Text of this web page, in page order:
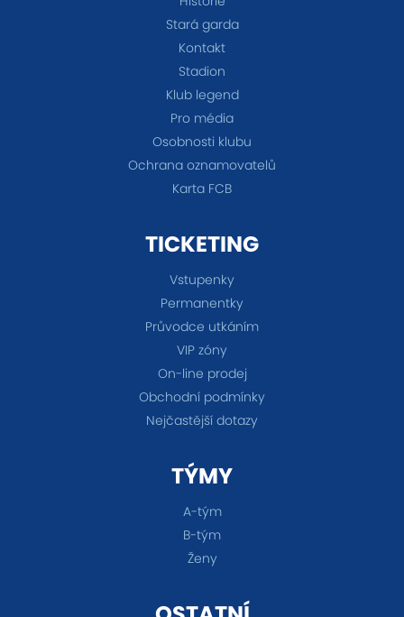
Stará garda
Kontakt
Stadion
Klub legend
Pro média
Osobnosti klubu
Ochrana oznamovatelů
Karta FCB
TICKETING
Vstupenky
Permanentky
Průvodce utkáním
VIP zóny
On-line prodej
Obchodní podmínky
Nejčastější dotazy
TÝMY
A-tým
B-tým
Ženy